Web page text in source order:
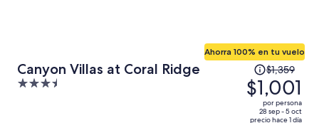
Canyon Villas at Coral Ridge
3.5
Ahorra 100% en tu vuelo
El
precio
era
$1,359
$1,001
por persona
28 sep - 5 oct
precio hace 1 día